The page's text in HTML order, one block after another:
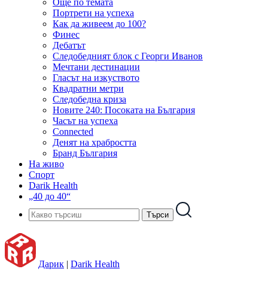
Още по темата
Портрети на успеха
Как да живеем до 100?
Финес
Дебатът
Следобедният блок с Георги Иванов
Мечтани дестинации
Гласът на изкуството
Квадратни метри
Следобедна криза
Новите 240: Посоката на България
Часът на успеха
Connected
Денят на храбростта
Бранд България
На живо
Спорт
Darik Health
„40 до 40“
Дарик | Darik Health